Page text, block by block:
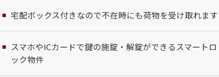
宅配ボックス付きなので不在時にも荷物を受け取れます
スマホやICカードで鍵の施錠・解錠ができるスマートロ
ック物件